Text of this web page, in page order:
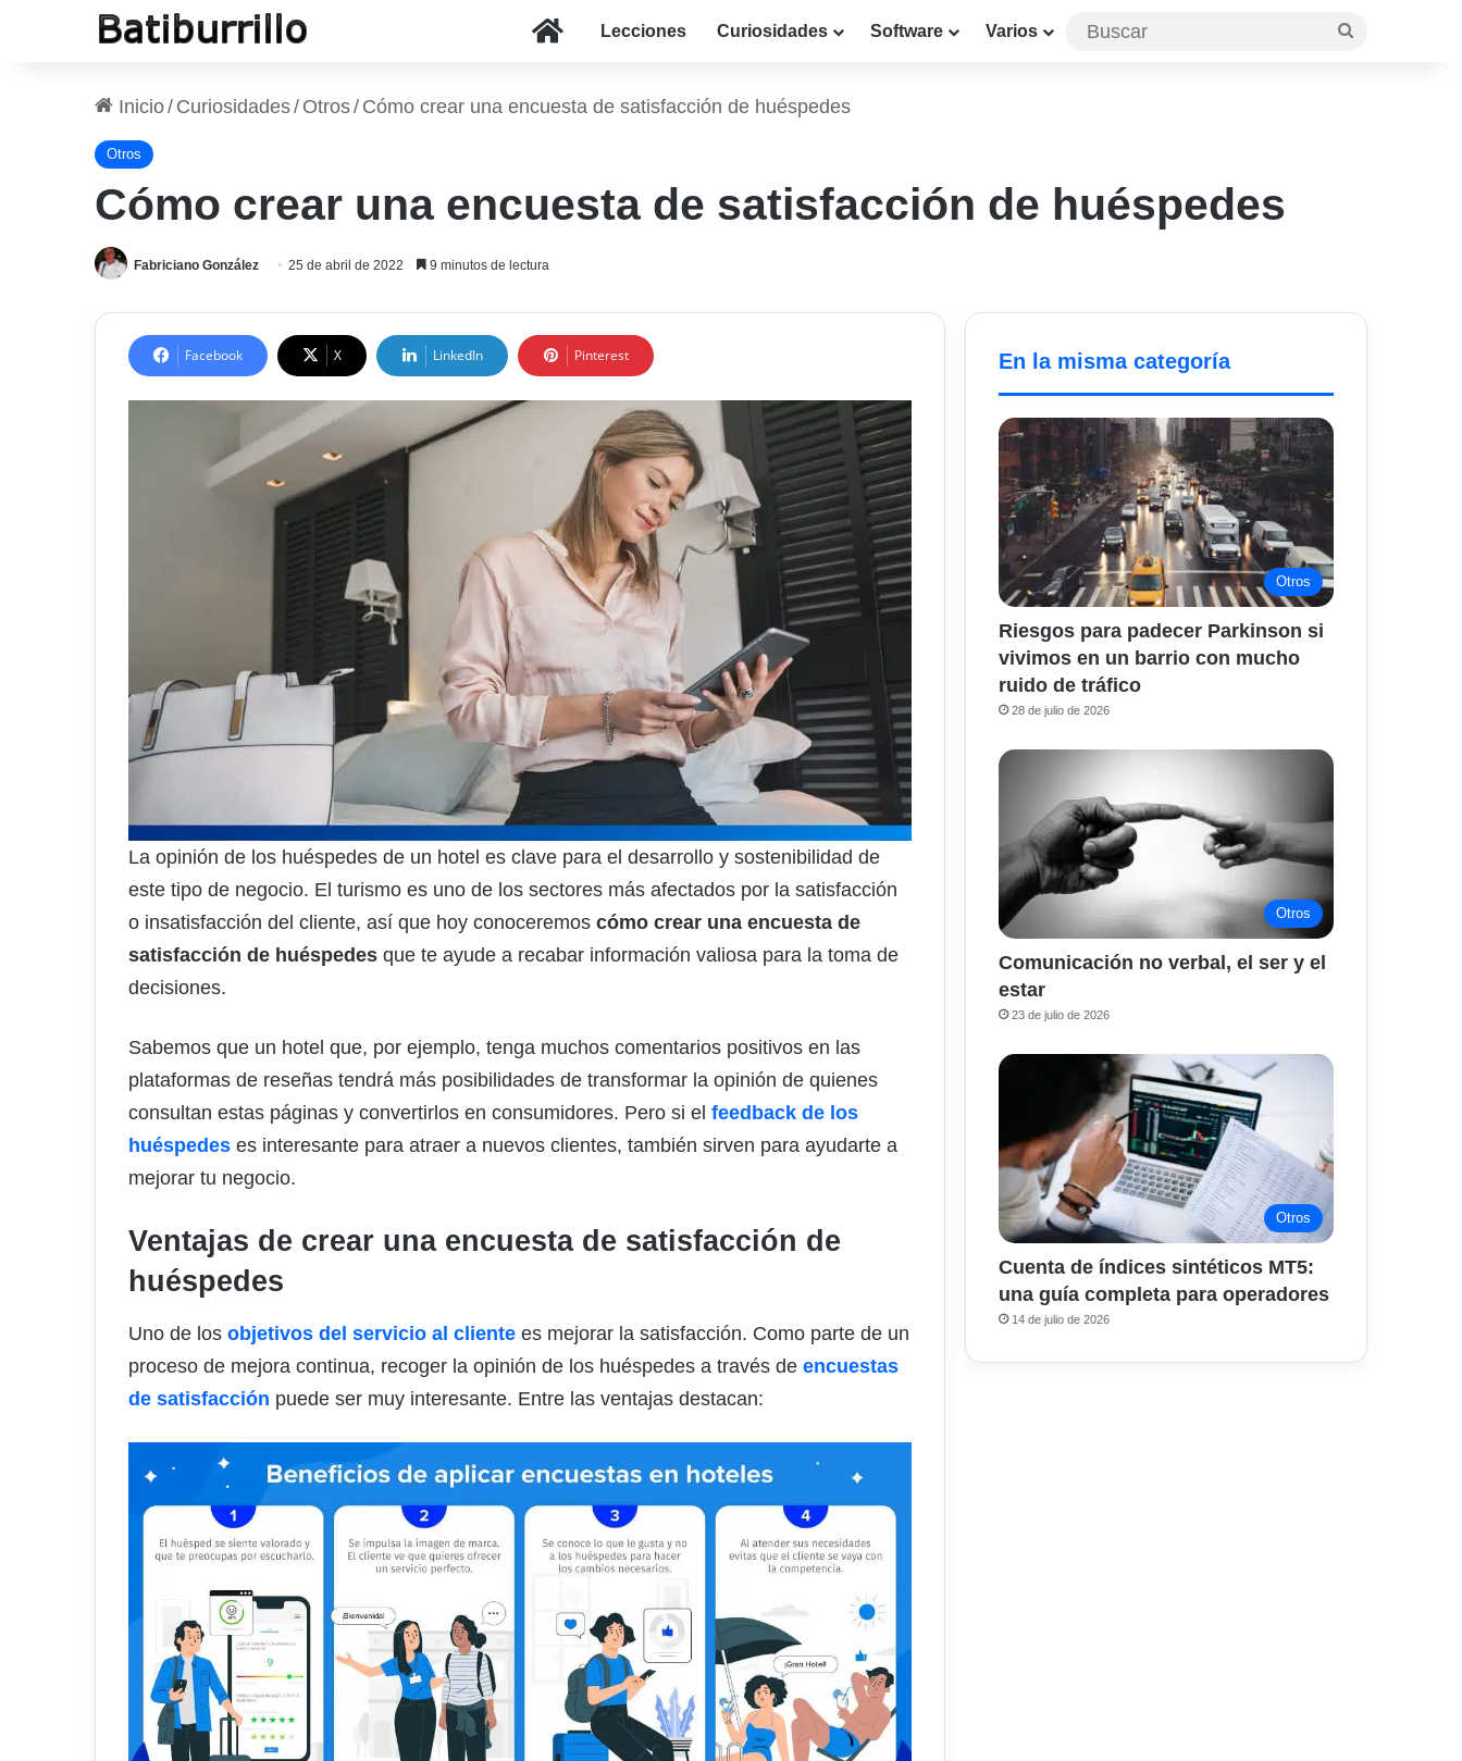
InicioLecciones Curiosidades Software Varios
Inicio/ Curiosidades/ Otros/ Cómo crear una encuesta de satisfacción de huéspedes
Otros
Cómo crear una encuesta de satisfacción de huéspedes
Fabriciano González 25 de abril de 2022 9 minutos de lectura
Facebook X LinkedIn Pinterest
La opinión de los huéspedes de un hotel es clave para el desarrollo y sostenibilidad de
este tipo de negocio. El turismo es uno de los sectores más afectados por la satisfacción
o insatisfacción del cliente, así que hoy conoceremos cómo crear una encuesta de
satisfacción de huéspedes que te ayude a recabar información valiosa para la toma de
decisiones.
Sabemos que un hotel que, por ejemplo, tenga muchos comentarios positivos en las
plataformas de reseñas tendrá más posibilidades de transformar la opinión de quienes
consultan estas páginas y convertirlos en consumidores. Pero si el feedback de los
huéspedes es interesante para atraer a nuevos clientes, también sirven para ayudarte a
mejorar tu negocio.
Ventajas de crear una encuesta de satisfacción de
huéspedes
Uno de los objetivos del servicio al cliente es mejorar la satisfacción. Como parte de un
proceso de mejora continua, recoger la opinión de los huéspedes a través de encuestas
de satisfacción puede ser muy interesante. Entre las ventajas destacan:
En la misma categoría
Otros
Riesgos para padecer Parkinson si
vivimos en un barrio con mucho
ruido de tráfico
28 de julio de 2026
Otros
Comunicación no verbal, el ser y el
estar
23 de julio de 2026
Otros
Cuenta de índices sintéticos MT5:
una guía completa para operadores
14 de julio de 2026